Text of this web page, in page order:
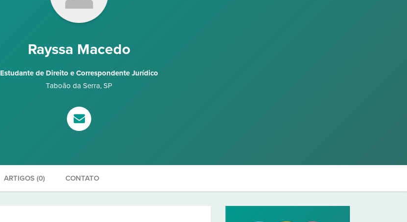
Rayssa Macedo
Estudante de Direito e Correspondente Jurídico
Taboão da Serra, SP
ARTIGOS (0) CONTATO